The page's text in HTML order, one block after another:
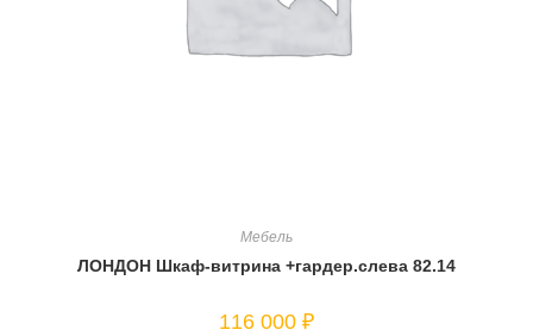
Мебель
ЛОНДОН Шкаф-витрина +гардер.слева 82.14
116 000 ₽